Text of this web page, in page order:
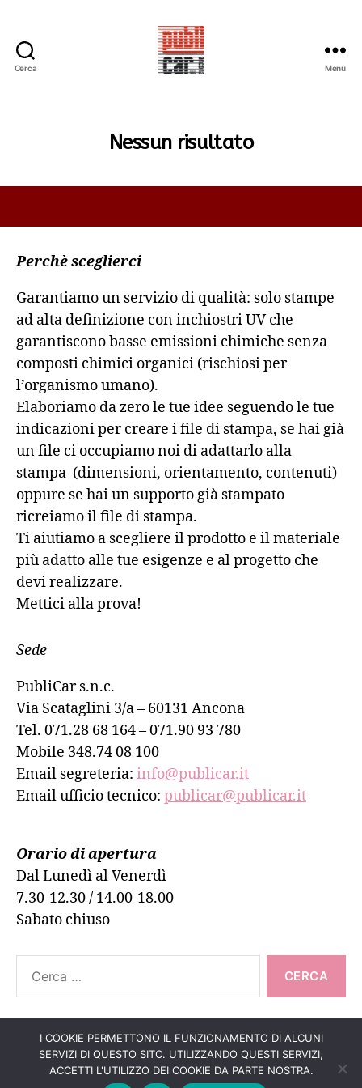
Cerca Menu
Nessun risultato
Perchè sceglierci
Garantiamo un servizio di qualità: solo stampe
ad alta definizione con inchiostri UV che
garantiscono basse emissioni chimiche senza
composti chimici organici (rischiosi per
l’organismo umano).
Elaboriamo da zero le tue idee seguendo le tue
indicazioni per creare i file di stampa, se hai già
un file ci occupiamo noi di adattarlo alla
stampa (dimensioni, orientamento, contenuti)
oppure se hai un supporto già stampato
ricreiamo il file di stampa.
Ti aiutiamo a scegliere il prodotto e il materiale
più adatto alle tue esigenze e al progetto che
devi realizzare.
Mettici alla prova!
Sede
PubliCar s.n.c.
Via Scataglini 3/a – 60131 Ancona
Tel. 071.28 68 164 – 071.90 93 780
Mobile 348.74 08 100
Email segreteria: info@publicar.it
Email ufficio tecnico: publicar@publicar.it
Orario di apertura
Dal Lunedì al Venerdì
7.30-12.30 / 14.00-18.00
Sabato chiuso
© 2026PUBLICAR ADESIVI ANCONA
Su
I COOKIE PERMETTONO IL FUNZIONAMENTO DI ALCUNI
SERVIZI DI QUESTO SITO. UTILIZZANDO QUESTI SERVIZI,
ACCETTI L'UTILIZZO DEI COOKIE DA PARTE NOSTRA.